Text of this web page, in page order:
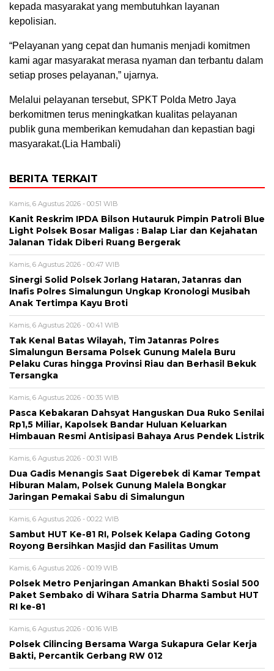
kepada masyarakat yang membutuhkan layanan
kepolisian.
“Pelayanan yang cepat dan humanis menjadi komitmen
kami agar masyarakat merasa nyaman dan terbantu dalam
setiap proses pelayanan,” ujarnya.
Melalui pelayanan tersebut, SPKT Polda Metro Jaya
berkomitmen terus meningkatkan kualitas pelayanan
publik guna memberikan kemudahan dan kepastian bagi
masyarakat.(Lia Hambali)
BERITA TERKAIT
Kamis, 6 Agustus 2026 - 00:51 WIB
Kanit Reskrim IPDA Bilson Hutauruk Pimpin Patroli Blue
Light Polsek Bosar Maligas : Balap Liar dan Kejahatan
Jalanan Tidak Diberi Ruang Bergerak
Kamis, 6 Agustus 2026 - 00:47 WIB
Sinergi Solid Polsek Jorlang Hataran, Jatanras dan
Inafis Polres Simalungun Ungkap Kronologi Musibah
Anak Tertimpa Kayu Broti
Kamis, 6 Agustus 2026 - 00:41 WIB
Tak Kenal Batas Wilayah, Tim Jatanras Polres
Simalungun Bersama Polsek Gunung Malela Buru
Pelaku Curas hingga Provinsi Riau dan Berhasil Bekuk
Tersangka
Kamis, 6 Agustus 2026 - 00:35 WIB
Pasca Kebakaran Dahsyat Hanguskan Dua Ruko Senilai
Rp1,5 Miliar, Kapolsek Bandar Huluan Keluarkan
Himbauan Resmi Antisipasi Bahaya Arus Pendek Listrik
Kamis, 6 Agustus 2026 - 00:31 WIB
Dua Gadis Menangis Saat Digerebek di Kamar Tempat
Hiburan Malam, Polsek Gunung Malela Bongkar
Jaringan Pemakai Sabu di Simalungun
Kamis, 6 Agustus 2026 - 00:22 WIB
Sambut HUT Ke-81 RI, Polsek Kelapa Gading Gotong
Royong Bersihkan Masjid dan Fasilitas Umum
Kamis, 6 Agustus 2026 - 00:19 WIB
Polsek Metro Penjaringan Amankan Bhakti Sosial 500
Paket Sembako di Wihara Satria Dharma Sambut HUT
RI ke-81
Kamis, 6 Agustus 2026 - 00:16 WIB
Polsek Cilincing Bersama Warga Sukapura Gelar Kerja
Bakti, Percantik Gerbang RW 012